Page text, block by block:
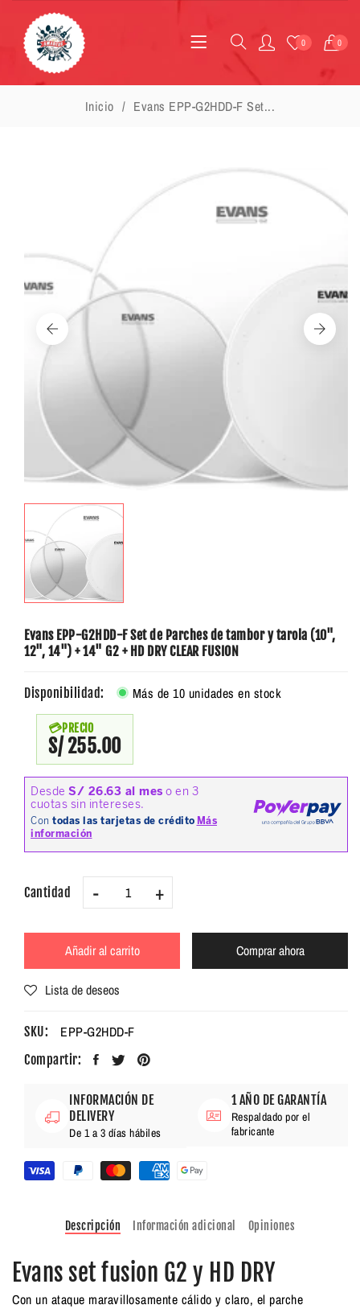
0 0
Inicio Evans EPP-G2HDD-F Set...
Evans EPP-G2HDD-F Set de Parches de tambor y tarola (10",
12", 14") + 14" G2 + HD DRY CLEAR FUSION
Disponibilidad: Más de 10 unidades en stock
PRECIO
S/ 255.00
Cantidad - +
Añadir al carrito Comprar ahora
Lista de deseos
SKU: EPP-G2HDD-F
Compartir:
INFORMACIÓN DE
DELIVERY
De 1 a 3 días hábiles
1 AÑO DE GARANTÍA
Respaldado por el
fabricante
Descripción Información adicional Opiniones
Evans set fusion G2 y HD DRY
Con un ataque maravillosamente cálido y claro, el parche